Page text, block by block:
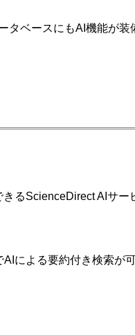
タベースにもAI機能が装
るScienceDirect AIサ
AIによる要約付き検索が